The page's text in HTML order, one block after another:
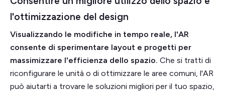
l'ottimizzazione del design
Visualizzando le modifiche in tempo reale, l'AR
consente di sperimentare layout e progetti per
massimizzare l'efficienza dello spazio. Che si tratti di
riconfigurare le unità o di ottimizzare le aree comuni, l'AR
può aiutarti a trovare le soluzioni migliori per il tuo spazio,